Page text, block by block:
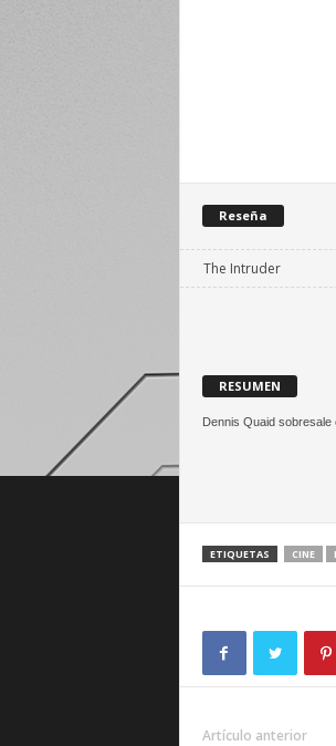
Reseña
The Intruder
RESUMEN
Dennis Quaid sobresale
ETIQUETAS CINE
Artículo anterior